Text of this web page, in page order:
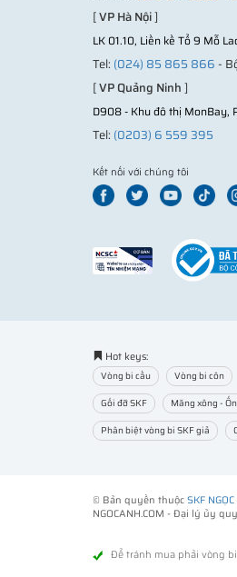
[VP Hà Nội]
LK 01.10, Liền kề Tổ 9 Mỗ
Tel: (024) 85 865 866-
[VP Quảng Ninh]
D908 - Khu đô thị MonBay,
Tel: (0203) 6 559 395
Kết nối với chúng tôi
Hot keys:
Vòng bi cầu Vòng bi côn
Gối đỡ SKF
Măng xông -
Phân biệt vòng bi SKF giả
© Bản quyền thuộcSKF
NGOCANH.COM - Đại lý ủy
Để tránh mua phải vòng